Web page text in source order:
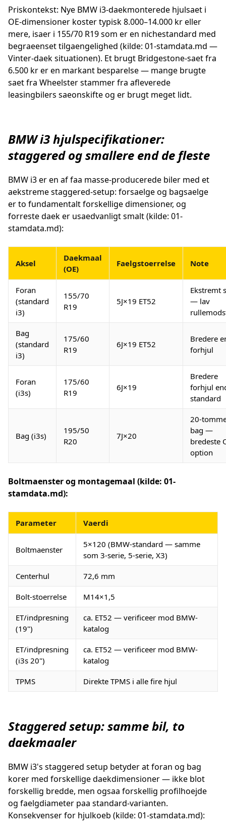
Priskontekst: Nye BMW i3-daekmonterede hjulsaet i
OE-dimensioner koster typisk 8.000–14.000 kr eller
mere, isaer i 155/70 R19 som er en nichestandard med
begraeenset tilgaengelighed (kilde: 01-stamdata.md —
Vinter-daek situationen). Et brugt Bridgestone-saet fra
6.500 kr er en markant besparelse — mange brugte
saet fra Wheelster stammer fra afleverede
leasingbilers saeonskifte og er brugt meget lidt.
BMW i3 hjulspecifikationer:
staggered og smallere end de fleste
BMW i3 er en af faa masse-producerede biler med et
aekstreme staggered-setup: forsaelge og bagsaelge
er to fundamentalt forskellige dimensioner, og
forreste daek er usaedvanligt smalt (kilde: 01-
stamdata.md):
Aksel
Daekmaal
(OE)
Faelgstoerrelse Note
Foran
(standard
i3)
155/70
R19
5J×19 ET52
Ekstremt
— lav
Bag
(standard
i3)
175/60
R19
6J×19 ET52
Bredere
forhjul
Foran
(i3s)
175/60
R19
6J×19
Bredere
forhjul
standard
Bag (i3s)
195/50
R20
7J×20
20-
bag —
bredeste
option
Boltmaenster og montagemaal (kilde: 01-
stamdata.md):
Parameter Vaerdi
Boltmaenster
5×120 (BMW-standard — samme
som 3-serie, 5-serie, X3)
Centerhul 72,6 mm
Bolt-stoerrelse M14×1,5
ET/indpresning
(19")
ca. ET52 — verificeer mod BMW-
katalog
ET/indpresning
(i3s 20")
ca. ET52 — verificeer mod BMW-
katalog
TPMS Direkte TPMS i alle fire hjul
Staggered setup: samme bil, to
daekmaaler
BMW i3's staggered setup betyder at foran og bag
korer med forskellige daekdimensioner — ikke blot
forskellig bredde, men ogsaa forskellig profilhoejde
og faelgdiameter paa standard-varianten.
Konsekvenser for hjulkoeb (kilde: 01-stamdata.md):